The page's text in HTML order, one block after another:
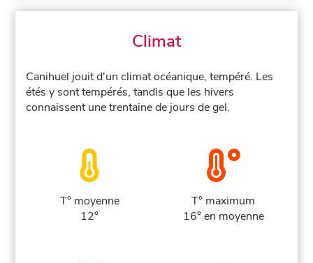
Climat
Canihuel jouit d'un climat océanique, tempéré. Les
étés y sont tempérés, tandis que les hivers
connaissent une trentaine de jours de gel.
T° moyenne
12°
T° maximum
16° en moyenne